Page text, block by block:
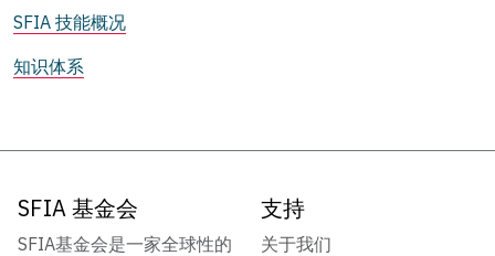
SFIA 技能概况
知识体系
SFIA 基金会
SFIA基金会是一家全球性的
支持
关于我们